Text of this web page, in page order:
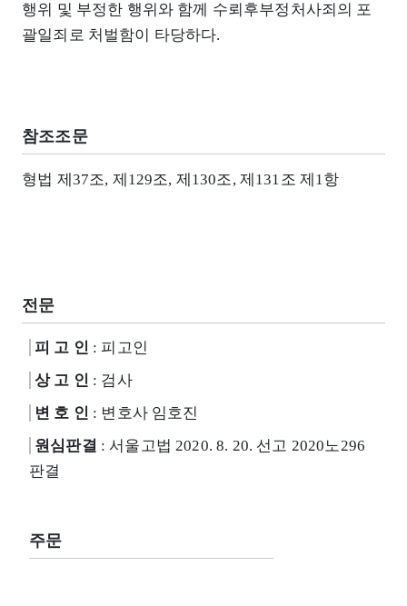
행위 및 부정한 행위와 함께 수뢰후부정처사죄의 포
괄일죄로 처벌함이 타당하다.
참조조문
형법 제37조, 제129조, 제130조, 제131조 제1항
전문
피 고 인 : 피고인
상 고 인 : 검사
변 호 인 : 변호사 임호진
원심판결 : 서울고법 2020. 8. 20. 선고 2020노296
판결
주문